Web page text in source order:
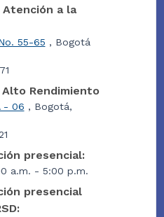
a la
55-65 , Bogotá
Rendimiento
- 06 , Bogotá,
presencial:
a.m. - 5:00 p.m.
presencial